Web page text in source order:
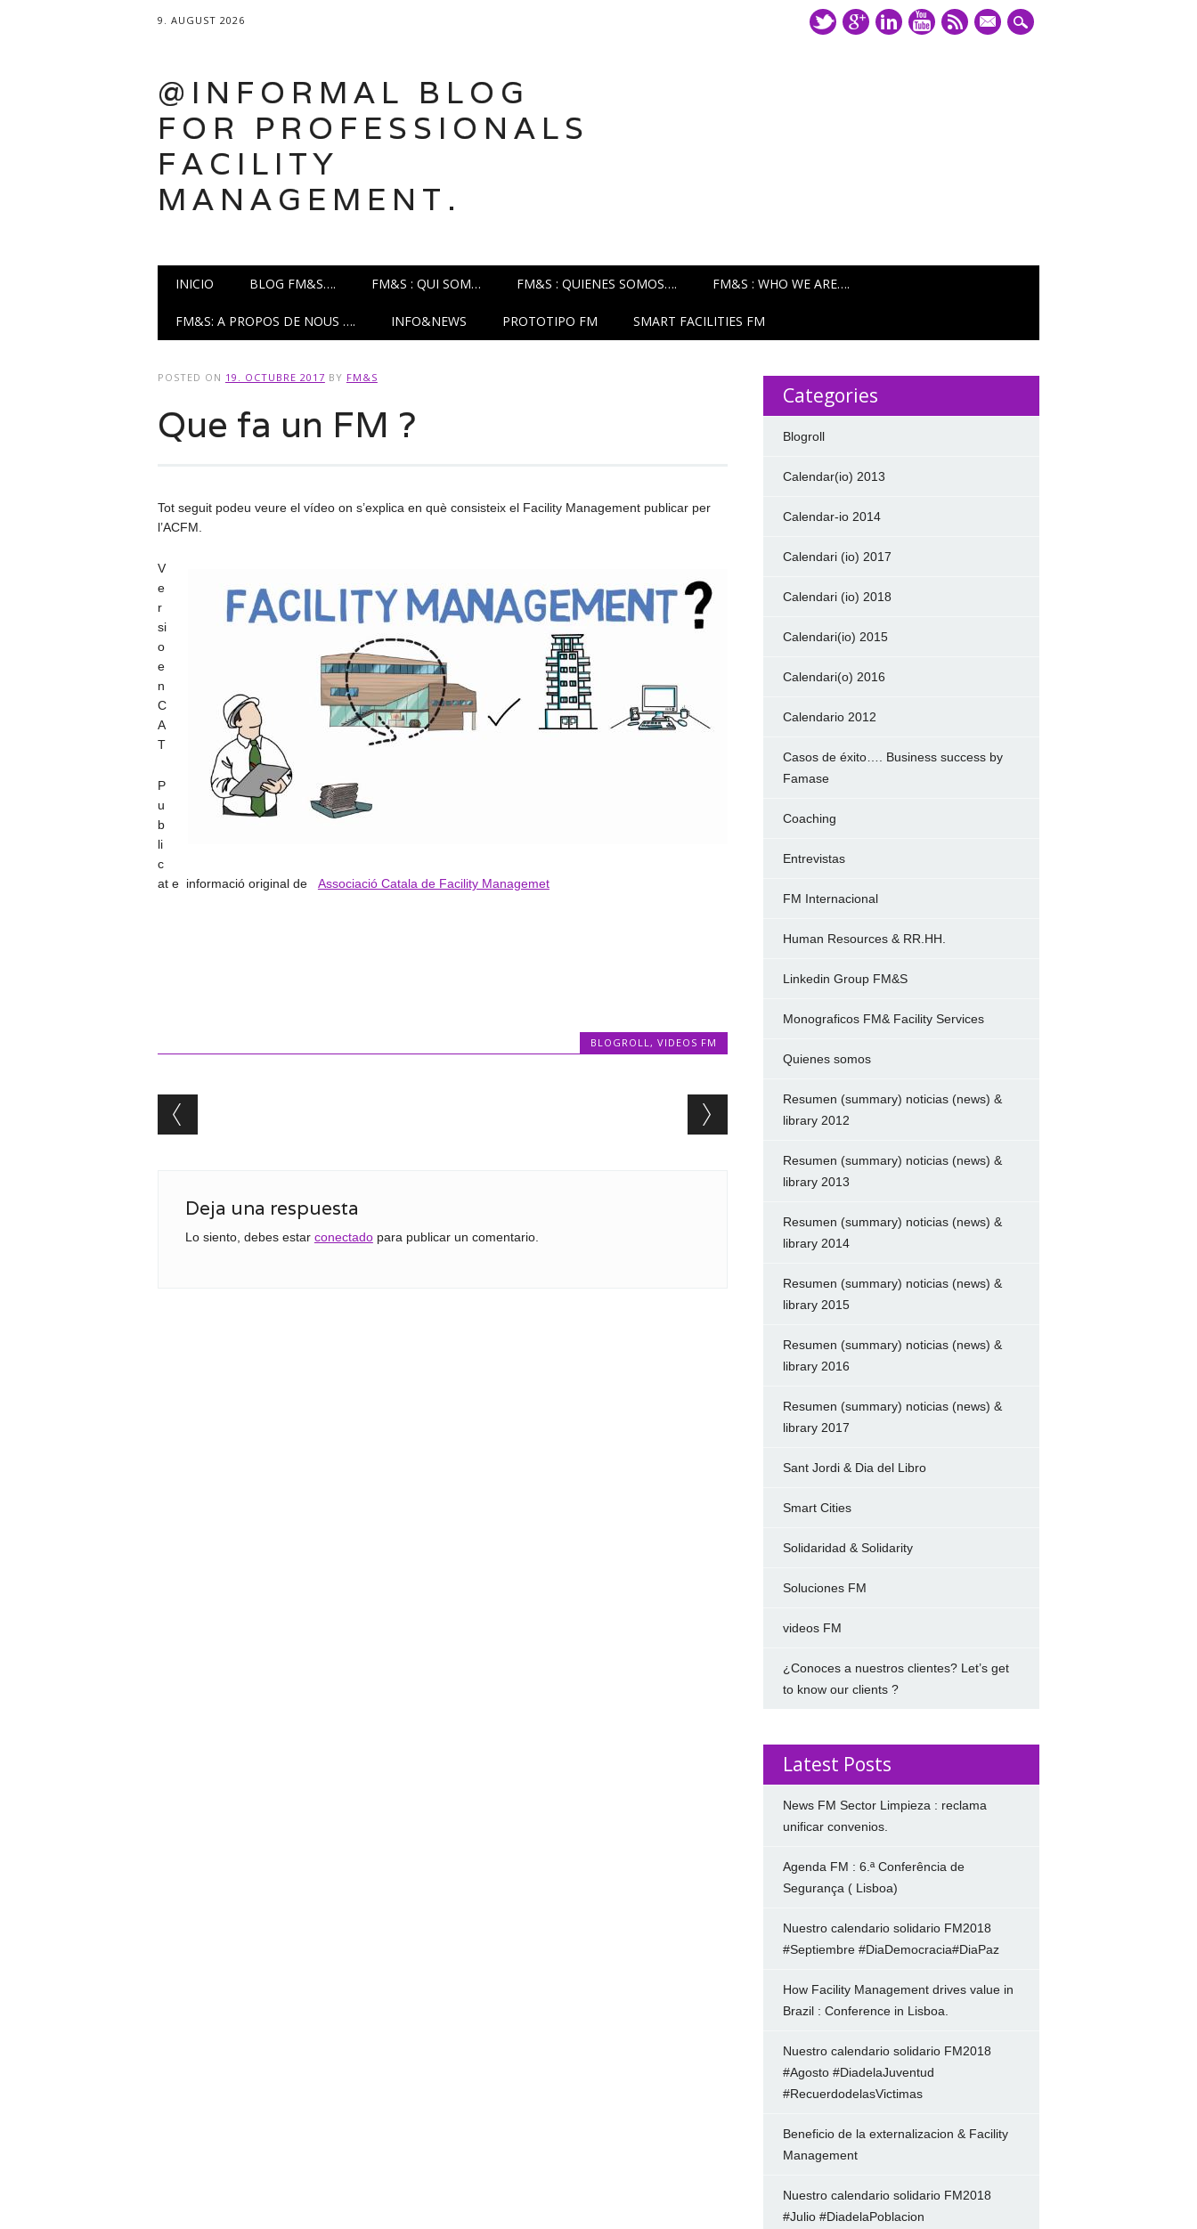
9. AUGUST 2026
mail
@INFORMAL BLOG
FOR PROFESSIONALS
FACILITY
MANAGEMENT.
Main menu
INICIO BLOG FM&S…. FM&S : QUI SOM… FM&S : QUIENES SOMOS…. FM&S : WHO WE ARE….
FM&S: A PROPOS DE NOUS …. INFO&NEWS PROTOTIPO FM SMART FACILITIES FM
POSTED ON 19. OCTUBRE 2017 BY FM&S
Que fa un FM ?
Tot seguit podeu veure el vídeo on s’explica en què consisteix el Facility Management publicar per
l’ACFM.
V
e
r
si
o
e
n
C
A
T
P
u
b
li
c
at e informació original de Associació Catala de Facility Managemet
BLOGROLL,VIDEOS FM
Post navigation
Deja una respuesta
Lo siento, debes estar conectadopara publicar un comentario.
Categories
Blogroll
Calendar(io) 2013
Calendar-io 2014
Calendari (io) 2017
Calendari (io) 2018
Calendari(io) 2015
Calendari(o) 2016
Calendario 2012
Casos de éxito…. Business success by
Famase
Coaching
Entrevistas
FM Internacional
Human Resources & RR.HH.
Linkedin Group FM&S
Monograficos FM& Facility Services
Quienes somos
Resumen (summary) noticias (news) &
library 2012
Resumen (summary) noticias (news) &
library 2013
Resumen (summary) noticias (news) &
library 2014
Resumen (summary) noticias (news) &
library 2015
Resumen (summary) noticias (news) &
library 2016
Resumen (summary) noticias (news) &
library 2017
Sant Jordi & Dia del Libro
Smart Cities
Solidaridad & Solidarity
Soluciones FM
videos FM
¿Conoces a nuestros clientes? Let’s get
to know our clients ?
Latest Posts
News FM Sector Limpieza : reclama
unificar convenios.
Agenda FM : 6.ª Conferência de
Segurança ( Lisboa)
Nuestro calendario solidario FM2018
#Septiembre #DiaDemocracia#DiaPaz
How Facility Management drives value in
Brazil : Conference in Lisboa.
Nuestro calendario solidario FM2018
#Agosto #DiadelaJuventud
#RecuerdodelasVictimas
Beneficio de la externalizacion & Facility
Management
Nuestro calendario solidario FM2018
#Julio #DiadelaPoblacion